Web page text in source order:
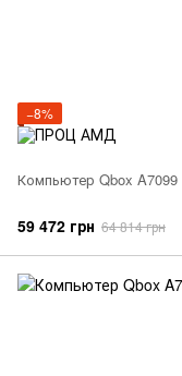
−8%
Компьютер Qbox A7099
59 472 грн 64 814 грн